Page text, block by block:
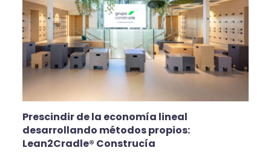
Prescindir de la economía lineal
desarrollando métodos propios:
Lean2Cradle® Construcía